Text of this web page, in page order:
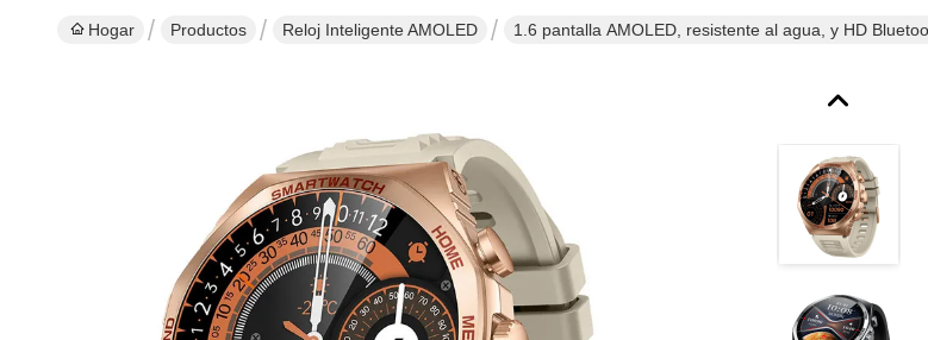
Hogar Productos Reloj Inteligente AMOLED 1.6 pantalla AMOLED, resistente al agua, y HD